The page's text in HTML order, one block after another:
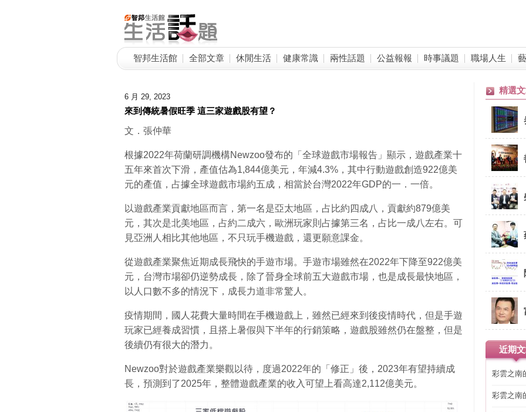
智邦生活館 全部文章 休閒生活 健康常識 兩性話題 公益報報 時事議題 職場人生
6 月 29, 2023
來到傳統暑假旺季 這三家遊戲股有望？
文．張仲華
根據2022年荷蘭研調機構Newzoo發布的「全球遊戲市場報告」顯示，遊戲產業十
五年來首次下滑，產值估為1,844億美元，年減4.3%，其中行動遊戲創造922億美
元的產值，占據全球遊戲市場約五成，相當於台灣2022年GDP的一．一倍。
以遊戲產業貢獻地區而言，第一名是亞太地區，占比約四成八，貢獻約879億美
元，其次是北美地區，占約二成六，歐洲玩家則占據第三名，占比一成八左右。可
見亞洲人相比其他地區，不只玩手機遊戲，還更願意課金。
從遊戲產業聚焦近期成長飛快的手遊市場。手遊市場雖然在2022年下降至922億美
元，台灣市場卻仍逆勢成長，除了晉身全球前五大遊戲市場，也是成長最快地區，
以人口數不多的情況下，成長力道非常驚人。
疫情期間，國人花費大量時間在手機遊戲上，雖然已經來到後疫情時代，但是手遊
玩家已經養成習慣，且搭上暑假與下半年的行銷策略，遊戲股雖然仍在盤整，但是
後續仍有很大的潛力。
Newzoo對於遊戲產業樂觀以待，度過2022年的「修正」後，2023年有望持續成
長，預測到了2025年，整體遊戲產業的收入可望上看高達2,112億美元。
精選
近期
彩雲之南
彩雲之南